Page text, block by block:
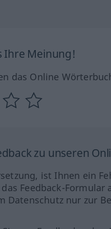
Ihre Meinung!
das Online
zu unseren
ist Ihnen ein
Feedback-
Datenschutz nur zur